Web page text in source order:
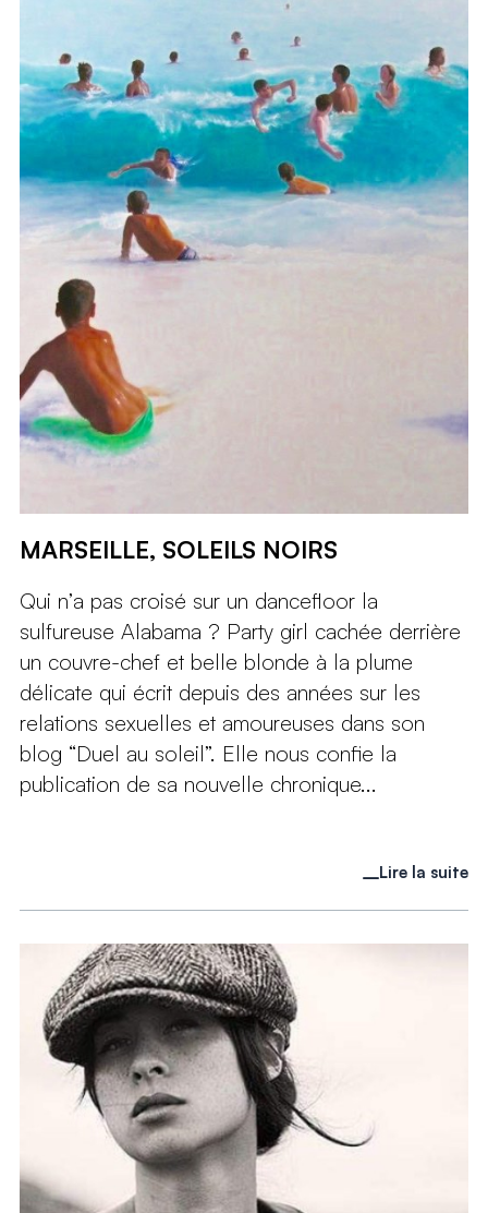
MARSEILLE, SOLEILS NOIRS
Qui n’a pas croisé sur un dancefloor la
sulfureuse Alabama ? Party girl cachée derrière
un couvre-chef et belle blonde à la plume
délicate qui écrit depuis des années sur les
relations sexuelles et amoureuses dans son
blog “Duel au soleil”. Elle nous confie la
publication de sa nouvelle chronique...
Lire la suite